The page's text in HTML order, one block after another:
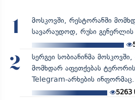
1
მოსკოვში, რესტორანში
სავარაუდოდ, რუსი
2
სერგეი სობიანინმა
მომხდარ აფეთქებას
Telegram-არხების
5263